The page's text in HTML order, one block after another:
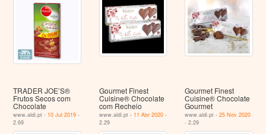
TRADER JOE’S®
Frutos Secos com
Chocolate
www.aldi.pt - 10 Jul 2019 -
2.69
Gourmet Finest
Cuisine® Chocolate
com Recheio
www.aldi.pt - 11 Abr 2020-
2.29
Gourmet Finest
Cuisine® Chocolate
Gourmet
www.aldi.pt -25 Nov 2020
- 2.29